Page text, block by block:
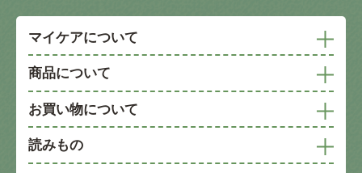
マイケアについて
商品について
お買い物について
読みもの